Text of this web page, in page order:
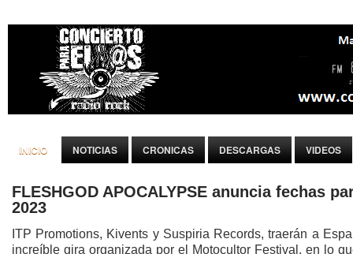
INICIO NOTICIAS CRONICAS DESCARGAS VIDEOS
FLESHGOD APOCALYPSE anuncia fechas
2023
ITP Promotions, Kivents y Suspiria Records, traerán a
increíble gira organizada por el Motocultor Festival, en lo